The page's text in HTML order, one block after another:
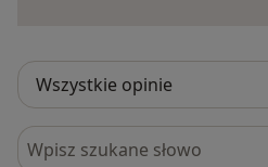
Szukaj w opiniach